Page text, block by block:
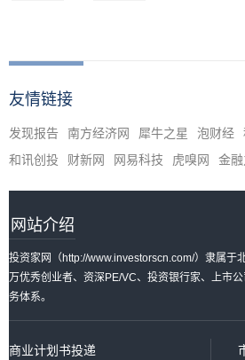
友情链接
发现报告 南方经济网 犀牛之星 泡财经
和讯创投
财新网 网易科技 虎嗅网 金
网站介绍
投资家网（http://www.investorscn.com/）隶属于
万优秀创业者、资深PE/VC、投资银行家、上市
务体系。
商业计划书投递